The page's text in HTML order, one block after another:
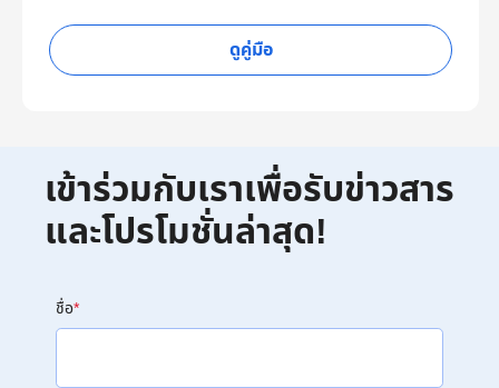
ดูคู่มือ
เข้าร่วมกับเราเพื่อรับข่าวสาร
และโปรโมชั่นล่าสุด!
ชื่อ*